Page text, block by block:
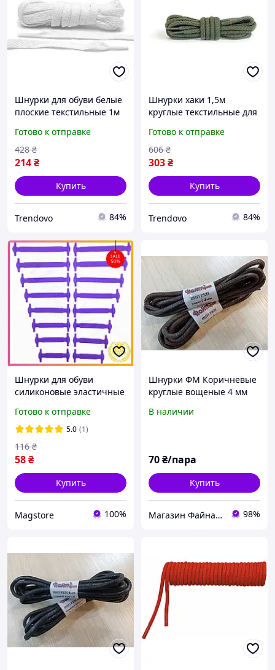
Шнурки для обуви белые
плоские текстильные 1м
повседневной обуви
Готово к отправке
214₴
428 ₴
Купить
Trendovo 84%
Шнурки хаки 1,5м
круглые текстильные для
туризма и повседневного
использования
Готово к отправке
303₴
606 ₴
Купить
Trendovo 84%
Шнурки для обуви
силиконовые эластичные
резиновые для кроссовок
и ботинок без
завязывания
Готово к отправке
5.0 (1)
58₴
116 ₴
Купить
Magstore 100%
Шнурки ФМ Коричневые
круглые вощеные 4 мм
повседневной кожаной
В наличии
70₴/пара
Купить
Магазин Файна майстерня 98%